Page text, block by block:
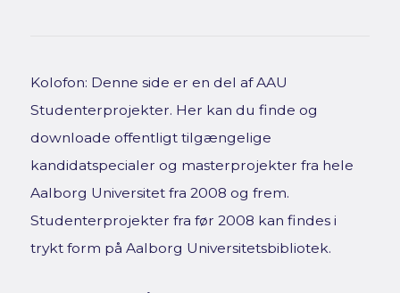
Kolofon: Denne side er en del af AAU
Studenterprojekter. Her kan du finde og
downloade offentligt tilgængelige
kandidatspecialer og masterprojekter fra hele
Aalborg Universitet fra 2008 og frem.
Studenterprojekter fra før 2008 kan findes i
trykt form på Aalborg Universitetsbibliotek.